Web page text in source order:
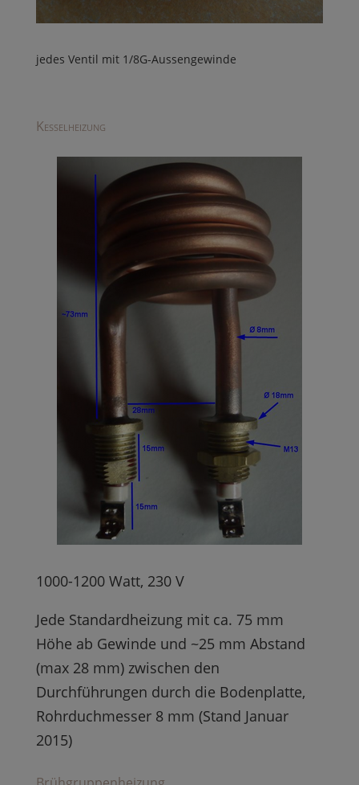
jedes Ventil mit 1/8G-Aussengewinde
Kesselheizung
1000-1200 Watt, 230 V
Jede Standardheizung mit ca. 75 mm
Höhe ab Gewinde und ~25 mm Abstand
(max 28 mm) zwischen den
Durchführungen durch die Bodenplatte,
Rohrduchmesser 8 mm (Stand Januar
2015)